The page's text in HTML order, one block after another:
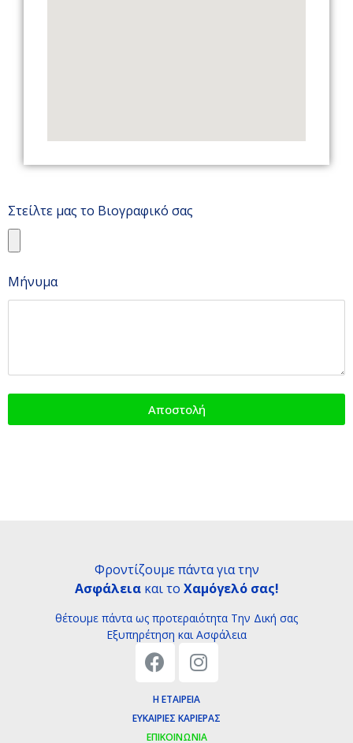
Στείλτε μας το Βιογραφικό σας
Μήνυμα
Αποστολή
Φροντίζουμε πάντα για την
Ασφάλειακαι το Χαμόγελό σας!
θέτουμε πάντα ως προτεραιότητα Tην Δική σας
Εξυπηρέτηση και Ασφάλεια
Η ΕΤΑΙΡΕΊΑ
ΕΥΚΑΙΡΊΕΣ ΚΑΡΙΈΡΑΣ
ΕΠΙΚΟΙΝΩΝΊΑ